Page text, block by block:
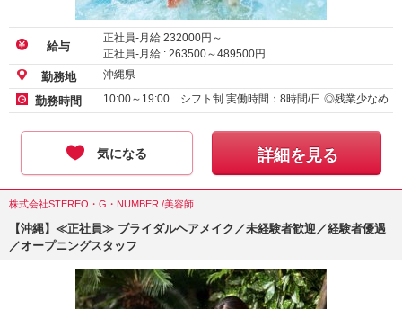
給与
正社員-月給 232000円～
正社員-月給 : 263500～489500円
勤務地 沖縄県
勤務時間 10:00～19:00 シフト制 実働時間：8時間/日 ◎残業少なめ
気になる 詳細を見る
株式会社STEREO・G・NUMBER /美容師
【沖縄】≪正社員≫ ブライダルヘアメイク／未経験者歓迎／経験者優遇
／オープニングスタッフ